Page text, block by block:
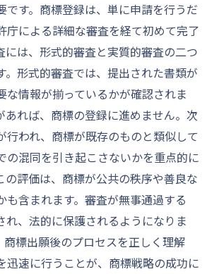
です。商標登録は、単に申請を行うだ
庁による詳細な審査を経て初めて完了
には、形式的審査と実質的審査の二つ
。形式的審査では、提出された書類が
な情報が揃っているかが確認されま
あれば、商標の登録に進めません。次
行われ、商標が既存のものと類似して
の混同を引き起こさないかを重点的に
の評価は、商標が公共の秩序や善良な
も含まれます。審査が無事通過する
れ、法的に保護されるようになりま
商標出願後のプロセスを正しく理解
迅速に行うことが、商標戦略の成功に